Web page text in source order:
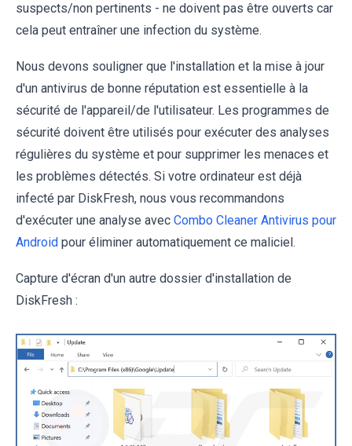
suspects/non pertinents - ne doivent pas être ouverts car
cela peut entraîner une infection du système.
Nous devons souligner que l'installation et la mise à jour
d'un antivirus de bonne réputation est essentielle à la
sécurité de l'appareil/de l'utilisateur. Les programmes de
sécurité doivent être utilisés pour exécuter des analyses
régulières du système et pour supprimer les menaces et
les problèmes détectés. Si votre ordinateur est déjà
infecté par DiskFresh, nous vous recommandons
d'exécuter une analyse avec Combo Cleaner Antivirus pour
Android pour éliminer automatiquement ce maliciel.
Capture d'écran d'un autre dossier d'installation de
DiskFresh :